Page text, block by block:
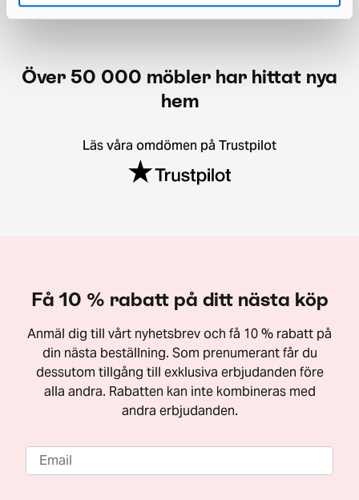
Över 50 000 möbler har hittat nya
hem
Läs våra omdömen på Trustpilot
Få 10 % rabatt på ditt nästa köp
Anmäl dig till vårt nyhetsbrev och få 10 % rabatt på
din nästa beställning. Som prenumerant får du
dessutom tillgång till exklusiva erbjudanden före
alla andra. Rabatten kan inte kombineras med
andra erbjudanden.